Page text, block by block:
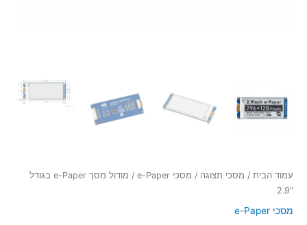
עמוד הבית / מסכי תצוגה / מסכי e-Paper
/ מודול מסך e-Paper בגודל
"2.9
מסכי e-Paper